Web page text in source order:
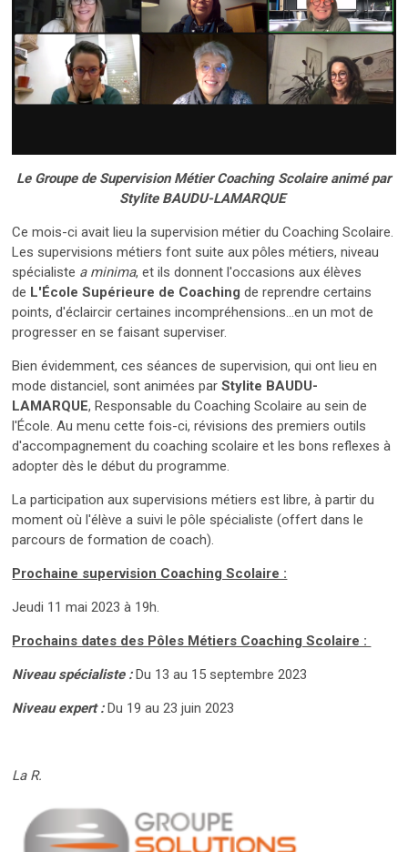
Le Groupe de Supervision Métier Coaching Scolaire animé par
Stylite BAUDU-LAMARQUE
Ce mois-ci avait lieu la supervision métier du Coaching Scolaire.
Les supervisions métiers font suite aux pôles métiers, niveau
spécialiste a minima, et ils donnent l'occasions aux élèves
de L'École Supérieure de Coaching de reprendre certains
points, d'éclaircir certaines incompréhensions...en un mot de
progresser en se faisant superviser.
Bien évidemment, ces séances de supervision, qui ont lieu en
mode distanciel, sont animées parStylite BAUDU-
LAMARQUE, Responsable du Coaching Scolaire au sein de
l'École. Au menu cette fois-ci, révisions des premiers outils
d'accompagnement du coaching scolaire et les bons reflexes à
adopter dès le début du programme.
La participation aux supervisions métiers est libre, à partir du
moment où l'élève a suivi le pôle spécialiste (offert dans le
parcours de formation de coach).
Prochaine supervision Coaching Scolaire :
Jeudi 11 mai 2023 à 19h.
Prochains dates des Pôles Métiers Coaching Scolaire :
Niveau spécialiste :Du 13 au 15 septembre 2023
Niveau expert :Du 19 au 23 juin 2023
La R.